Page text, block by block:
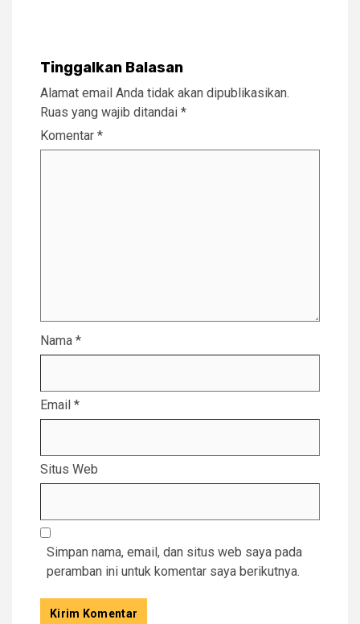
Tinggalkan Balasan
Alamat email Anda tidak akan dipublikasikan.
Ruas yang wajib ditandai *
Komentar *
Nama *
Email *
Situs Web
Simpan nama, email, dan situs web saya pada
peramban ini untuk komentar saya berikutnya.